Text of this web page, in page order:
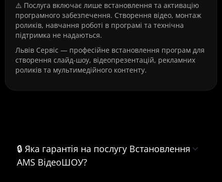
⚠️ Послуга включає лише встановлення та активацію
програмного забезпечення. Створення відео, монтаж
роликів, навчання роботі в програмі та технічна
підтримка не надаються.
Львів Сервіс — професійне встановлення програм для
створення слайд-шоу, відеопрезентацій, рекламних
роликів та мультимедійного контенту.
🔒 Яка гарантія на послугу Встановлення
AMS ВідеоШОУ?